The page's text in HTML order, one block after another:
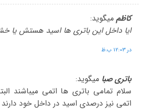
کاظم میگوید:
ایا داخل این باتری ها اسید هستش
در 12:03 ب.ظ
باتری صبا میگوید:
سلام تمامی باتری ها اتمی میباشند
اتمی نیز درصدی اسید در داخل خود دارند